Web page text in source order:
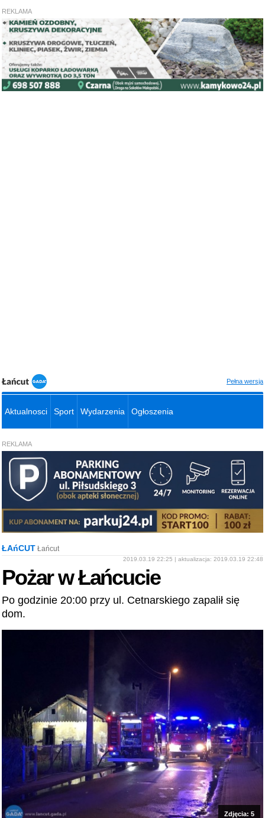
REKLAMA
Pełna wersja
Aktualnosci Sport Wydarzenia Ogłoszenia
REKLAMA
ŁAńCUT Łańcut
2019.03.19 22:25 | aktualizacja: 2019.03.19 22:48
Pożar w Łańcucie
Po godzinie 20:00 przy ul. Cetnarskiego zapalił się
dom.
Zdjęcia: 5